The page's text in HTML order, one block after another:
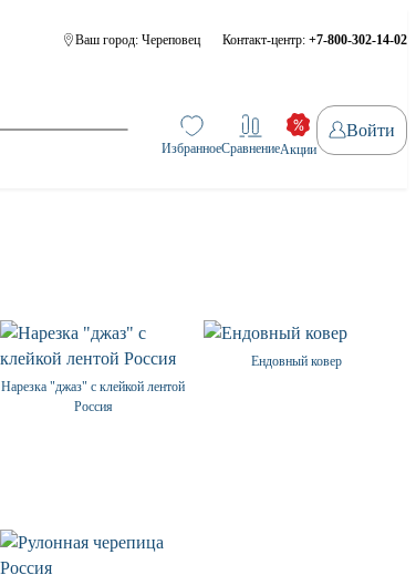
Ваш город: Череповец Контакт-центр: +7-800-302-14-02
ИзбранноеСравнениеАкции
Войти
Нарезка "джаз" с клейкой лентой
Россия
Ендовный ковер